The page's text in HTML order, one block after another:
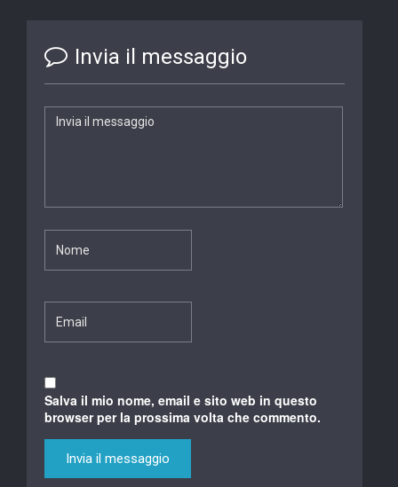
Invia il messaggio
Salva il mio nome, email e sito web in questo
browser per la prossima volta che commento.